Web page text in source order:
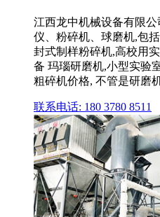
江西龙中机械设备有限
仪、粉碎机、球磨机,包
封式制样粉碎机,高校用
备 玛瑙研磨机,小型实验
粗碎机价格, 不管是研磨
联系电话: 180 3780 8511